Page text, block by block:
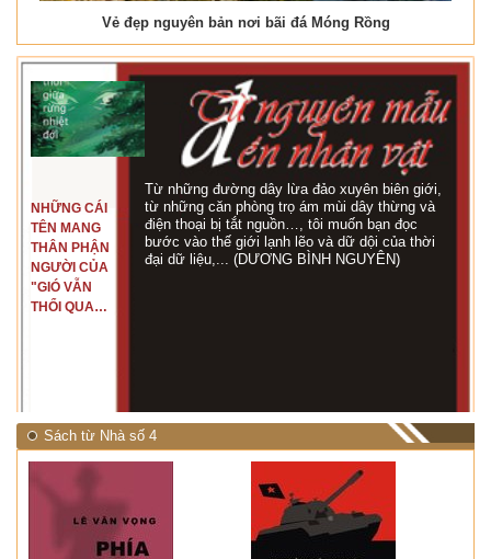
Vẻ đẹp nguyên bản nơi bãi đá Móng Rồng
NHỮNG CÁI
TÊN MANG
THÂN PHẬN
NGƯỜI CỦA
"GIÓ VẪN
THỔI QUA
Từ những đường dây lừa đảo xuyên biên giới,
từ những căn phòng trọ ám mùi dây thừng và
điện thoại bị tắt nguồn…, tôi muốn bạn đọc
bước vào thế giới lạnh lẽo và dữ dội của thời
đại dữ liệu,... (DƯƠNG BÌNH NGUYÊN)
Sách từ Nhà số 4